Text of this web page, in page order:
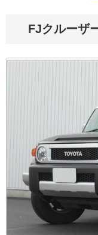
FJクルーザ